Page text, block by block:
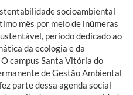
socioambiental
mês por meio de inúmeras
período dedicado ao
da ecologia e da
campus Santa Vitória do
de Gestão Ambiental
parte dessa agenda social